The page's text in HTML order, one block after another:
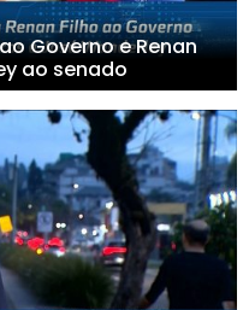
Governo e Renan
ao senado